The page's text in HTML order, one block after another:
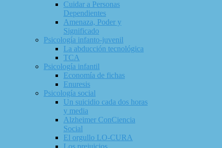
Cuidar a Personas
Dependientes
Amenaza, Poder y
Significado
Psicología infanto-juvenil
La abducción tecnológica
TCA
Psicología infantil
Economía de fichas
Enuresis
Psicología social
Un suicidio cada dos horas
y media
Alzheimer ConCiencia
Social
El orgullo LO-CURA
Los prejuicios